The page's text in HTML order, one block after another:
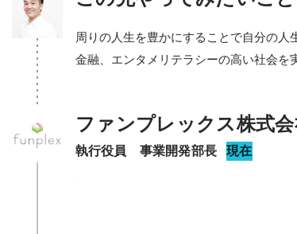
周りの人生を豊かにすることで自分の人
金融、エンタメリテラシーの高い社会を
ファンプレックス株式
執行役員　事業開発部長 現在